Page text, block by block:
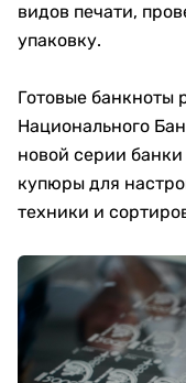
видов печати,
упаковку.
Готовые банкноты
Национального
новой серии
купюры для
техники и